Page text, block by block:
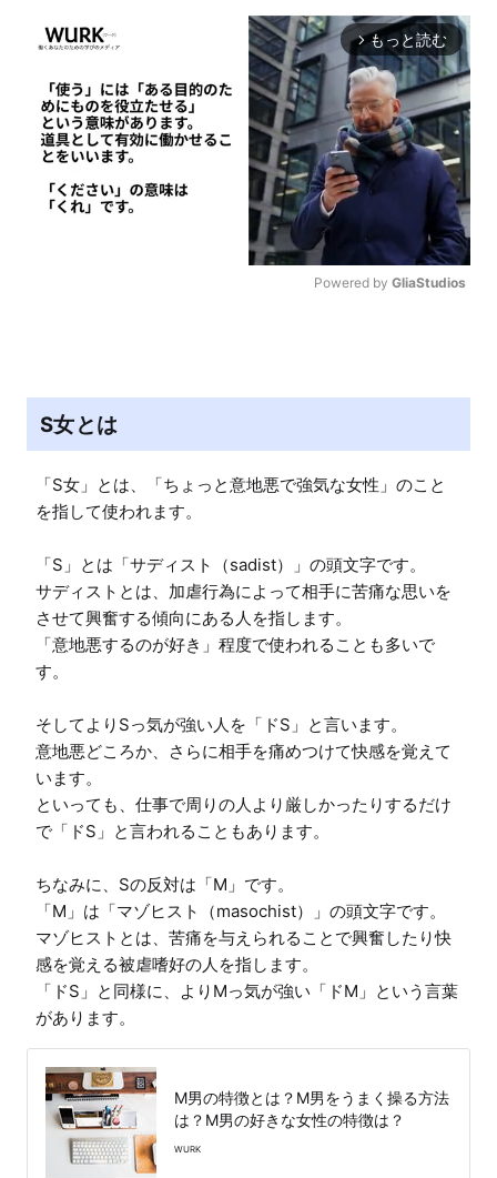
arrow_forward_ios もっと読む
Powered by GliaStudios
S女とは
「S女」とは、「ちょっと意地悪で強気な女性」のこと
を指して使われます。
「S」とは「サディスト（sadist）」の頭文字です。
サディストとは、加虐行為によって相手に苦痛な思いを
させて興奮する傾向にある人を指します。
「意地悪するのが好き」程度で使われることも多いで
す。
そしてよりSっ気が強い人を「ドS」と言います。
意地悪どころか、さらに相手を痛めつけて快感を覚えて
います。
といっても、仕事で周りの人より厳しかったりするだけ
で「ドS」と言われることもあります。
ちなみに、Sの反対は「M」です。
「M」は「マゾヒスト（masochist）」の頭文字です。
マゾヒストとは、苦痛を与えられることで興奮したり快
感を覚える被虐嗜好の人を指します。
「ドS」と同様に、よりMっ気が強い「ドM」という言葉
があります。
M男の特徴とは？M男をうまく操る方法
は？M男の好きな女性の特徴は？
WURK